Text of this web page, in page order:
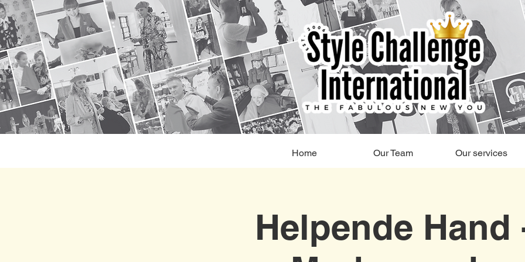
Home Our Team Our services
Helpende Hand